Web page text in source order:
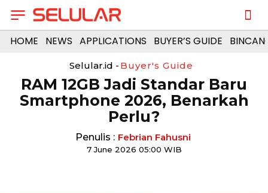
HOME NEWS APPLICATIONS BUYER’S GUIDE
Selular.id - Buyer's Guide
RAM 12GB Jadi Standar Baru
Smartphone 2026, Benarkah
Perlu?
Penulis : Febrian Fahusni
7 June 2026 05:00 WIB